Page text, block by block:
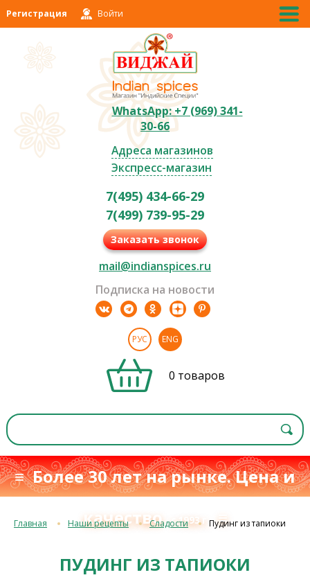
Регистрация Войти
WhatsApp: +7 (969) 341-
30-66
Адреса магазинов
Экспресс-магазин
7(495) 434-66-29
7(499) 739-95-29
Заказать звонок
mail@indianspices.ru
Подписка на новости
РУС ENG
0 товаров
≡ Более 30 лет на рынке. Цена и
качествос 1993 г.≡
Главная Наши рецепты Сладости Пудинг из тапиоки
ПУДИНГ ИЗ ТАПИОКИ